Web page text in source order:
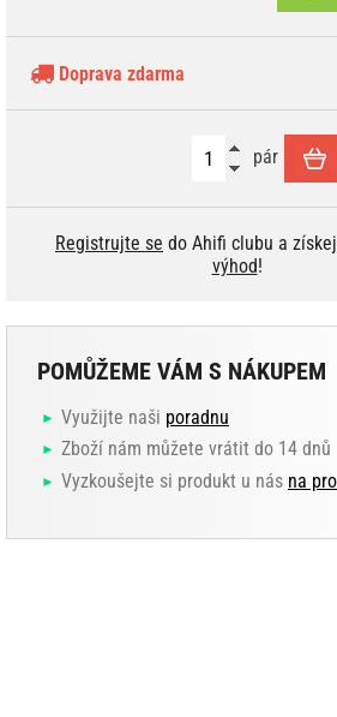
Doprava zdarma
pár
Registrujte se do Ahifi clubu a
výhod!
POMŮŽEME VÁM S NÁKUPEM
Využijte naši poradnu
Zboží nám můžete vrátit do 14 dnů
Vyzkoušejte si produkt u nás na